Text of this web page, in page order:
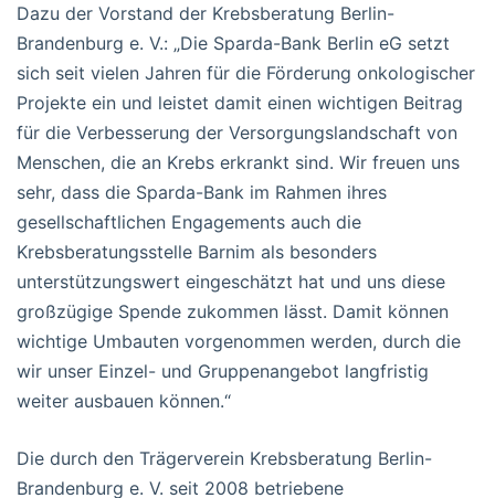
Dazu der Vorstand der Krebsberatung Berlin-
Brandenburg e. V.: „Die Sparda-Bank Berlin eG setzt
sich seit vielen Jahren für die Förderung onkologischer
Projekte ein und leistet damit einen wichtigen Beitrag
für die Verbesserung der Versorgungslandschaft von
Menschen, die an Krebs erkrankt sind. Wir freuen uns
sehr, dass die Sparda-Bank im Rahmen ihres
gesellschaftlichen Engagements auch die
Krebsberatungsstelle Barnim als besonders
unterstützungswert eingeschätzt hat und uns diese
großzügige Spende zukommen lässt. Damit können
wichtige Umbauten vorgenommen werden, durch die
wir unser Einzel- und Gruppenangebot langfristig
weiter ausbauen können.“
Die durch den Trägerverein Krebsberatung Berlin-
Brandenburg e. V. seit 2008 betriebene